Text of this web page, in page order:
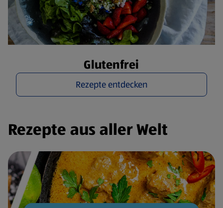
Glutenfrei
Rezepte entdecken
Rezepte aus aller Welt